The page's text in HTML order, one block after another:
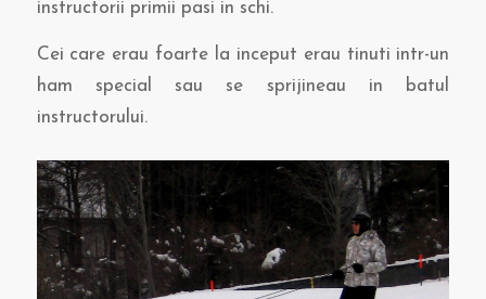
instructorii primii pasi in schi.
Cei care erau foarte la inceput erau tinuti intr-un
ham special sau se sprijineau in batul
instructorului.